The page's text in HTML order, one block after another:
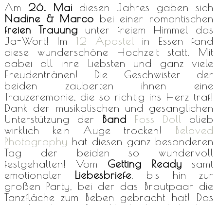
Am 26. Mai diesen Jahres gaben sich
Nadine & Marco bei einer romantischen
freien Trauung unter freiem Himmel das
Ja-Wort! Im 12 Apostel in Essen fand
diese wunderschöne Hochzeit statt. Mit
dabei all ihre Liebsten und ganz viele
Freudentränen! Die Geschwister der
beiden zauberten ihnen eine
Trauzeremonie, die so richtig ins Herz traf!
Dank der musikalischen und gesanglichen
Unterstützung der Band Foss Doll
blieb
wirklich kein Auge trocken! Beloved
Photography hat diesen ganz besonderen
Tag der beiden so wundervoll
festgehalten! Vom Getting Ready samt
emotionaler Liebesbriefe, bis hin zur
großen Party, bei der das Brautpaar die
Tanzfläche zum Beben gebracht hat! Das